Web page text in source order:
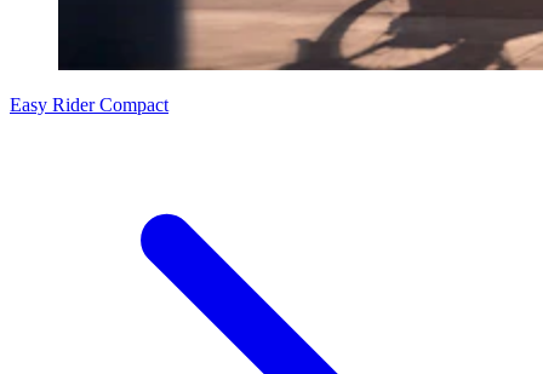
Easy Rider Compact